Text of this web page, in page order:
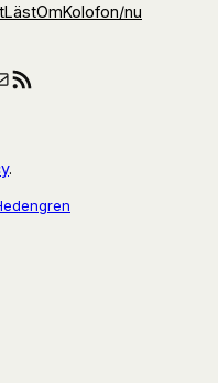
LästOmKolofon/nu
post
RSS-flöde
.